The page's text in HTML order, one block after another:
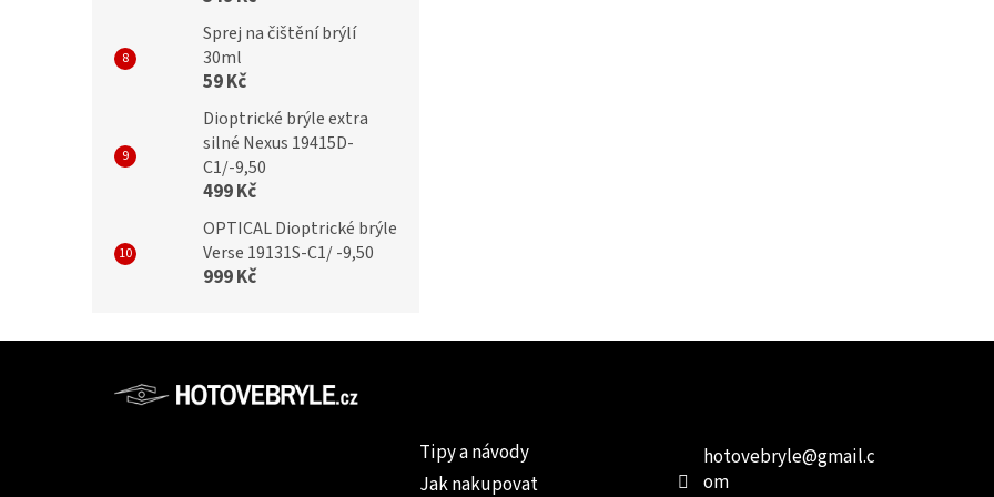
Sprej na čištění brýlí
30ml
59 Kč
Dioptrické brýle extra
silné Nexus 19415D-
C1/-9,50
499 Kč
OPTICAL Dioptrické brýle
Verse 19131S-C1/ -9,50
999 Kč
Tipy a návody
Jak nakupovat
hotovebryle@gmail.c
om